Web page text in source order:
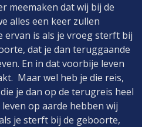
meemaken dat wij bij de
alles een keer zullen
ervan is als je vroeg sterft bij
dat je dan teruggaande
En in dat voorbije leven
Maar wel heb je die reis,
je dan op de terugreis heel
op aarde hebben wij
je sterft bij de geboorte,